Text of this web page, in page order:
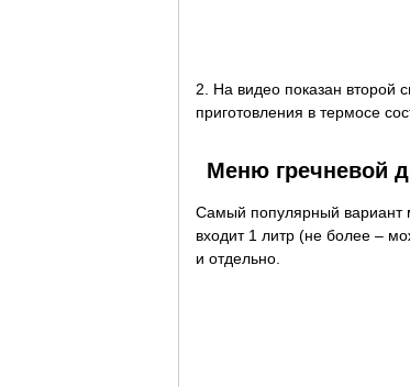
2. На видео показан второй
приготовления в термосе
Меню гречневой
Самый популярный вариант
входит 1 литр (не более –
и отдельно.